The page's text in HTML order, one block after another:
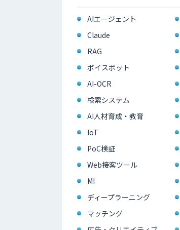
AIエージェント
Claude
RAG
ボイスボット
AI-OCR
検索システム
AI人材育成・教育
IoT
PoC検証
Web接客ツール
MI
ディープラーニング
マッチング